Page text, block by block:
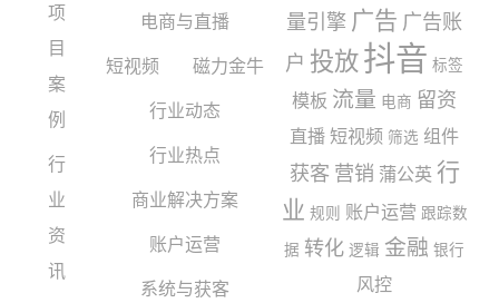
项
目
案
例
行
业
资
讯
电商与直播
短视频 磁力金牛
行业动态
行业热点
商业解决方案
账户运营
系统与获客
量引擎 广告 广告账
户 投放抖音 标签
模板 流量 电商 留资
直播 短视频 筛选 组件
获客 营销 蒲公英 行
业 规则 账户运营 跟踪数
据 转化 逻辑 金融 银行
风控